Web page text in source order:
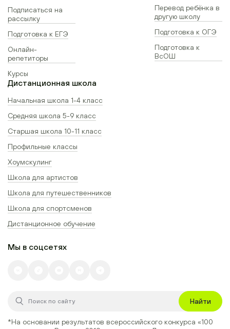
Подписаться на
рассылку
Подготовка к ЕГЭ
Онлайн-
репетиторы
Курсы
Перевод ребёнка в
другую школу
Подготовка к ОГЭ
Подготовка к
ВсОШ
Дистанционная школа
Начальная школа 1-4 класс
Средняя школа 5-9 класс
Старшая школа 10-11 класс
Профильные классы
Хоумскулинг
Школа для артистов
Школа для путешественников
Школа для спортсменов
Дистанционное обучение
Мы в соцсетях
Найти
*На основании результатов всероссийского конкурса «100